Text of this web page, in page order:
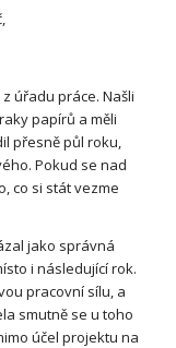
úřadu práce. Našli
papírů a měli
přesně půl roku,
Pokud se nad
co si stát vezme
jako správná
i následující rok.
pracovní sílu, a
smutně se u toho
účel projektu na